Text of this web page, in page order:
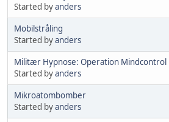
Started byanders
Mobilstråling
Started byanders
Militær Hypnose: Operation Mindcontrol
Started byanders
Mikroatombomber
Started byanders